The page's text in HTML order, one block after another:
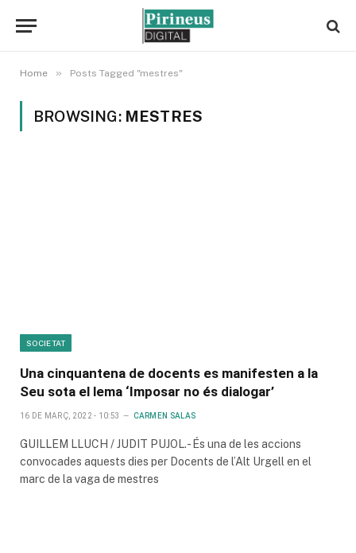
Home » Posts Tagged "mestres"
BROWSING: MESTRES
SOCIETAT
Una cinquantena de docents es manifesten a la
Seu sota el lema ‘Imposar no és dialogar’
16 DE MARÇ, 2022 - 10:53 CARMEN SALAS
GUILLEM LLUCH / JUDIT PUJOL.- És una de les accions
convocades aquests dies per Docents de l’Alt Urgell en el
marc de la vaga de mestres